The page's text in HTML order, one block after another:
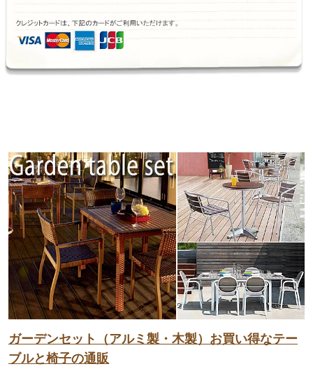
ガーデンセット（アルミ製・木製）お買い得なテー
ブルと椅子の通販